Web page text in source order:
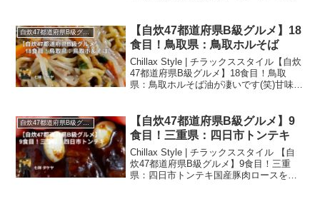
マト、レタスの王道アメリカンスタイル
手作りハンバーガー。問題点は佐世保バ
ーガー同様にバンズ問題です…玉葱とト
マトがシャキシャキでモスバーガーの味
がしました。佐世保バーガーの様に挟む
順番が決まっている訳では無い？ようで
炊47都道府県B級グルメ旅】神奈川県
自炊47都道府県B級グルメ
【自炊47都道府県B級グルメ】18
食目！鳥取県：鳥取ホルそば
Chillax Style | チラックススタイル【自炊
47都道府県B級グルメ】18食目！鳥取
県：鳥取ホルそば油が凄いです(笑)甘味の
更に美味くなりそうだと感じました。自
炊47都道府県B級グルメ旅麺部門暫定1位
です♪
自炊47都道府県B級グルメ
【自炊47都道府県B級グルメ】9
食目！三重県：四日市トンテキ
Chillax Style | チラックススタイル 【自
炊47都道府県B級グルメ】9食目！三重
県：四日市トンテキ国産豚肉ロースを脂